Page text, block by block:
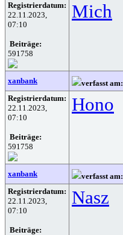
Registrierdatum:
22.11.2023,
07:10
Beiträge:
591758
Mich
xanbank verfasst am:
Registrierdatum:
22.11.2023,
07:10
Beiträge:
591758
Hono
xanbank verfasst am:
Registrierdatum:
22.11.2023,
07:10
Beiträge:
Nasz